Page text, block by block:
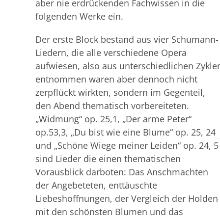
aber nie erdrückenden Fachwissen in die
folgenden Werke ein.
Der erste Block bestand aus vier Schumann-
Liedern, die alle verschiedene Opera
aufwiesen, also aus unterschiedlichen
entnommen waren aber dennoch nicht
zerpflückt wirkten, sondern im Gegenteil,
den Abend thematisch vorbereiteten.
„Widmung“ op. 25,1, „Der arme Peter“
op.53,3, „Du bist wie eine Blume“ op. 25, 24
und „Schöne Wiege meiner Leiden“ op. 24, 5
sind Lieder die einen thematischen
Vorausblick darboten: Das Anschmachten
der Angebeteten, enttäuschte
Liebeshoffnungen, der Vergleich der Holden
mit den schönsten Blumen und das